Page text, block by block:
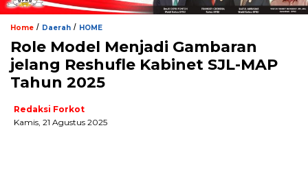
Home / Daerah / HOME
Role Model Menjadi Gambaran
jelang Reshufle Kabinet SJL-MAP
Tahun 2025
Redaksi Forkot
Kamis, 21 Agustus 2025